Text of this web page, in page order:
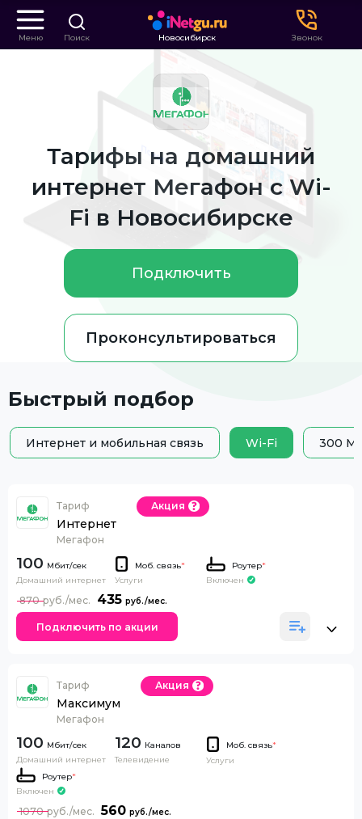
Меню Поиск Новосибирск Звонок
Тарифы на домашний
интернет Мегафон с Wi-
Fi в Новосибирске
Подключить
Проконсультироваться
Быстрый подбор
Интернет и мобильная связь Wi-Fi 300
Тариф
Интернет
Мегафон
Акция
100
Домашний интернет
Моб. связь*
Услуги
Роутер*
Включен
435
870
Подключить по акции
Тариф
Максимум
Мегафон
Акция
100
Домашний интернет
120 Каналов
Телевидение
Моб. связь*
Услуги
Роутер*
Включен
560
1070